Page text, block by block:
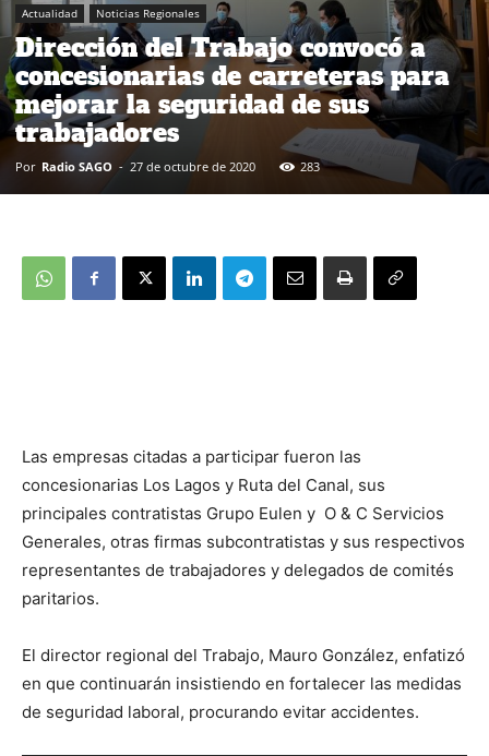
Actualidad Noticias Regionales
Dirección del Trabajo convocó a
concesionarias de carreteras para
mejorar la seguridad de sus
trabajadores
Por Radio SAGO - 27 de octubre de 2020 283
Las empresas citadas a participar fueron las
concesionarias Los Lagos y Ruta del Canal, sus
principales contratistas Grupo Eulen y O & C Servicios
Generales, otras firmas subcontratistas y sus respectivos
representantes de trabajadores y delegados de comités
paritarios.
El director regional del Trabajo, Mauro González, enfatizó
en que continuarán insistiendo en fortalecer las medidas
de seguridad laboral, procurando evitar accidentes.